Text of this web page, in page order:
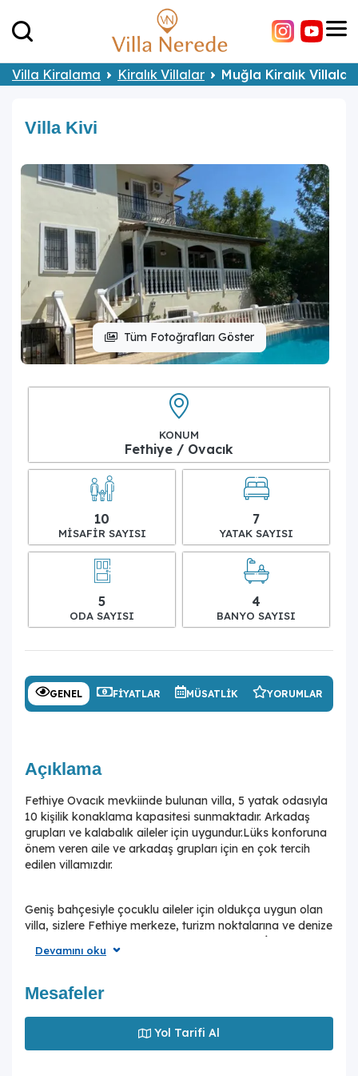
Villa Kiralama Kiralık Villalar Muğla Kiralık Villalar
Villa Kivi
Tüm Fotoğrafları Göster
KONUM
Fethiye / Ovacık
10
MISAFIR SAYISI
7
YATAK SAYISI
5
ODA SAYISI
4
BANYO SAYISI
GENEL FIYATLAR MÜSATLIK YORUMLAR
Açıklama
Fethiye Ovacık mevkiinde bulunan villa, 5 yatak odasıyla
10 kişilik konaklama kapasitesi sunmaktadır. Arkadaş
grupları ve kalabalık aileler için uygundur.Lüks konforuna
önem veren aile ve arkadaş grupları için en çok tercih
edilen villamızdır.
Geniş bahçesiyle çocuklu aileler için oldukça uygun olan
villa, sizlere Fethiye merkeze, turizm noktalarına ve denize
yakın bir konumunda, mola vaadetmektedir. İhtiyaçlarınız
düşünülerek dizayn edilmiş bahçe alanı geniş havuz
Havuz bahçe alanında kapasiteye uygun şezlong takımı,
bulunmaktadır. Konforunuz gözetilerek tasarlanmış olan
havuz alanına açılan ferah oturma odası, tam donanımlı
açık mutfak; üç yatak odasında çift kişilik yatak; diğer iki
Devamını oku
Mesafeler
Yol Tarifi Al